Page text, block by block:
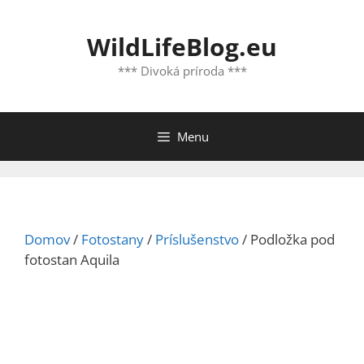
WildLifeBlog.eu
*** Divoká príroda ***
Menu
Domov/ Fotostany/ Príslušenstvo/ Podložka pod
fotostan Aquila